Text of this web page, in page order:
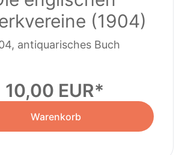
(1904)
antiquarisches Buch
10,00 EUR
Warenkorb